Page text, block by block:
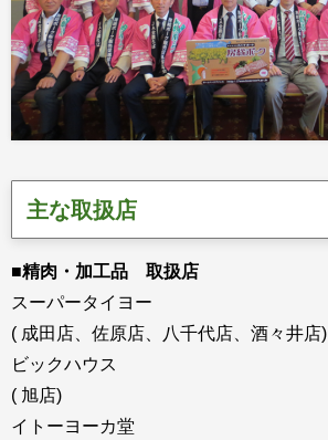
主な取扱店
■精肉・加工品 取扱店
スーパータイヨー
( 成田店、佐原店、八千代店、酒々井店)
ビックハウス
( 旭店)
イトーヨーカ堂